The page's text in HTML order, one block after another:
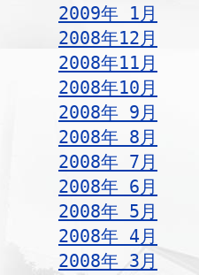
2009年 1月
2008年12月
2008年11月
2008年10月
2008年 9月
2008年 8月
2008年 7月
2008年 6月
2008年 5月
2008年 4月
2008年 3月